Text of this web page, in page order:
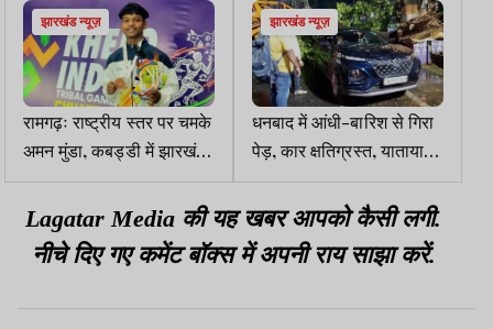
झारखंड न्यूज़
रामगढ़ः राष्ट्रीय स्तर पर चमके
अमन मुंडा, कबड्डी में झारखंड
को दिलाया तीसरा स्थान
झारखंड न्यूज़
धनबाद में आंधी-बारिश से गिरा
पेड़, कार क्षतिग्रस्त, यातायात
बाधित
Lagatar Media की यह खबर आपको कैसी लगी.
नीचे दिए गए कमेंट बॉक्स में अपनी राय साझा करें.